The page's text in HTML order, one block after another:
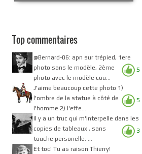
Top commentaires
5
@Bernard-06: apn sur trépied, 1ere
photo sans le modèle, 2ème
photo avec le modèle cou...
5
J'aime beaucoup cette photo 1)
l'ombre de la statue à côté de
l'homme 2) l'effe...
3
Il y a un truc qui m'interpelle dans les
copies de tableaux , sans
touche personelle. ...
Et toc! Tu as raison Thierry!